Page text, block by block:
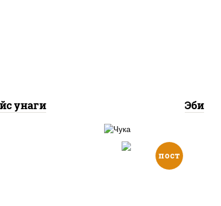
унаги Эби
пост